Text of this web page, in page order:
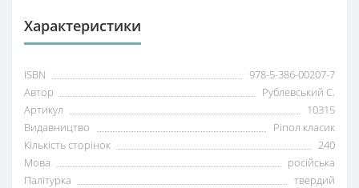
Характеристики
ISBN
978-5-386-00207-7
Автор
Рублевський С.
Артикул
10315
Видавництво
Ріпол класик
Кількість сторінок
240
Мова
російська
Палітурка
твердий